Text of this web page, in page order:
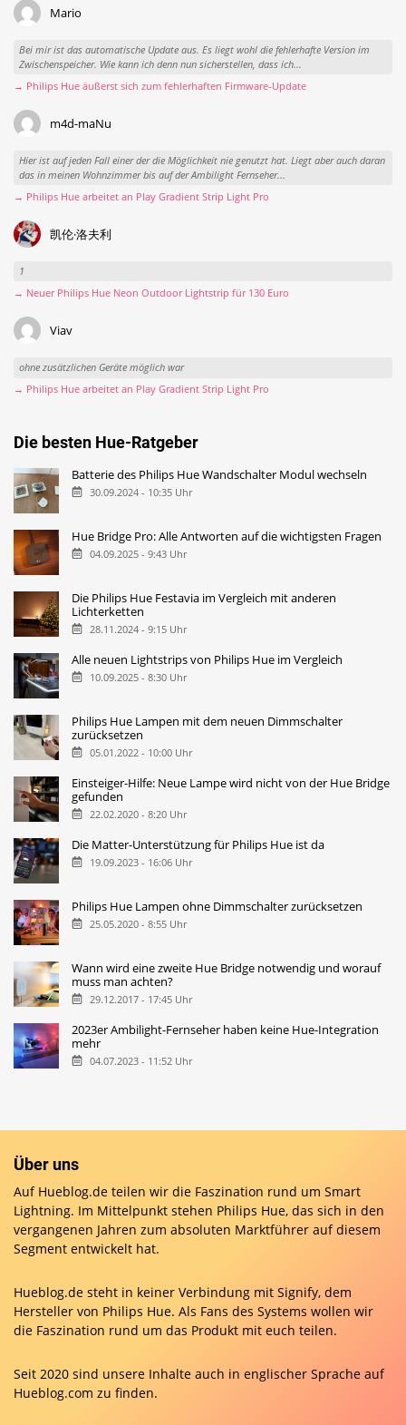
Mario
Bei mir ist das automatische Update aus. Es liegt wohl die fehlerhafte Version im
Zwischenspeicher. Wie kann ich denn nun sicherstellen, dass ich...
→ Philips Hue äußerst sich zum fehlerhaften Firmware-Update
m4d-maNu
Hier ist auf jeden Fall einer der die Möglichkeit nie genutzt hat. Liegt aber auch daran
das in meinen Wohnzimmer bis auf der Ambilight Fernseher...
→ Philips Hue arbeitet an Play Gradient Strip Light Pro
凯伦·洛夫利
1
→ Neuer Philips Hue Neon Outdoor Lightstrip für 130 Euro
Viav
ohne zusätzlichen Geräte möglich war
→ Philips Hue arbeitet an Play Gradient Strip Light Pro
Die besten Hue-Ratgeber
Batterie des Philips Hue Wandschalter Modul wechseln
30.09.2024 - 10:35 Uhr
Hue Bridge Pro: Alle Antworten auf die wichtigsten Fragen
04.09.2025 - 9:43 Uhr
Die Philips Hue Festavia im Vergleich mit anderen
Lichterketten
28.11.2024 - 9:15 Uhr
Alle neuen Lightstrips von Philips Hue im Vergleich
10.09.2025 - 8:30 Uhr
Philips Hue Lampen mit dem neuen Dimmschalter
zurücksetzen
05.01.2022 - 10:00 Uhr
Einsteiger-Hilfe: Neue Lampe wird nicht von der Hue Bridge
gefunden
22.02.2020 - 8:20 Uhr
Die Matter-Unterstützung für Philips Hue ist da
19.09.2023 - 16:06 Uhr
Philips Hue Lampen ohne Dimmschalter zurücksetzen
25.05.2020 - 8:55 Uhr
Wann wird eine zweite Hue Bridge notwendig und worauf
muss man achten?
29.12.2017 - 17:45 Uhr
2023er Ambilight-Fernseher haben keine Hue-Integration
mehr
04.07.2023 - 11:52 Uhr
Über uns
Auf Hueblog.de teilen wir die Faszination rund um Smart
Lightning. Im Mittelpunkt stehen Philips Hue, das sich in den
vergangenen Jahren zum absoluten Marktführer auf diesem
Segment entwickelt hat.
Hueblog.de steht in keiner Verbindung mit Signify, dem
Hersteller von Philips Hue. Als Fans des Systems wollen wir
die Faszination rund um das Produkt mit euch teilen.
Seit 2020 sind unsere Inhalte auch in englischer Sprache auf
Hueblog.com zu finden.